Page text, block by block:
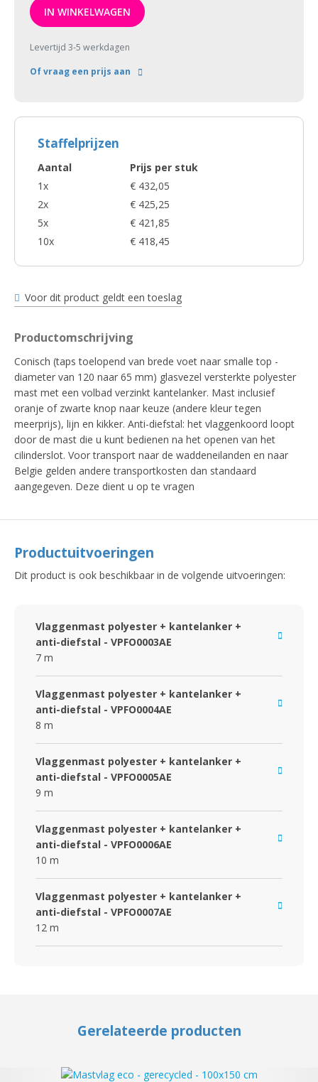
IN WINKELWAGEN
Levertijd 3-5 werkdagen
Of vraag een prijs aan
Staffelprijzen
Aantal
Prijs per stuk
1x
€ 432,05
2x
€ 425,25
5x
€ 421,85
10x
€ 418,45
Voor dit product geldt een toeslag
Productomschrijving
Conisch (taps toelopend van brede voet naar smalle top -
diameter van 120 naar 65 mm) glasvezel versterkte polyester
mast met een volbad verzinkt kantelanker. Mast inclusief
oranje of zwarte knop naar keuze (andere kleur tegen
meerprijs), lijn en kikker. Anti-diefstal: het vlaggenkoord loopt
door de mast die u kunt bedienen na het openen van het
cilinderslot. Voor transport naar de waddeneilanden en naar
Belgie gelden andere transportkosten dan standaard
aangegeven. Deze dient u op te vragen
Productuitvoeringen
Dit product is ook beschikbaar in de volgende uitvoeringen:
Vlaggenmast polyester + kantelanker +
anti-diefstal - VPFO0003AE
7 m
Vlaggenmast polyester + kantelanker +
anti-diefstal - VPFO0004AE
8 m
Vlaggenmast polyester + kantelanker +
anti-diefstal - VPFO0005AE
9 m
Vlaggenmast polyester + kantelanker +
anti-diefstal - VPFO0006AE
10 m
Vlaggenmast polyester + kantelanker +
anti-diefstal - VPFO0007AE
12 m
Gerelateerde producten